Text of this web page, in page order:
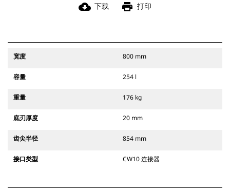
cloud_download 下载 print 打印
宽度 800 mm
容量 254 l
重量 176 kg
底刃厚度 20 mm
齿尖半径 854 mm
接口类型 CW10 连接器